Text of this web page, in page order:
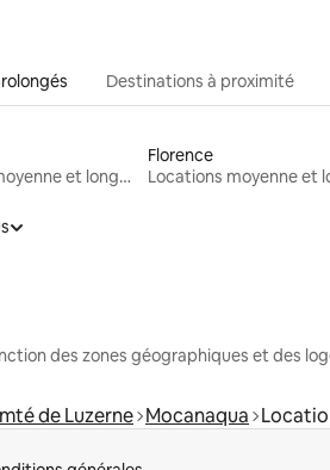
Destinations à proximité
Locations moyenne et longue durée
Florence
des zones géographiques et des
de Luzerne Mocanaqua